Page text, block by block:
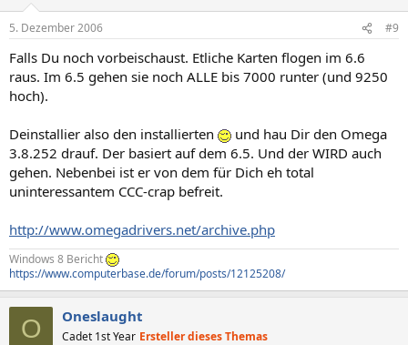
5. Dezember 2006 #9
Falls Du noch vorbeischaust. Etliche Karten flogen im 6.6
raus. Im 6.5 gehen sie noch ALLE bis 7000 runter (und 9250
hoch).
Deinstallier also den installierten
und hau Dir den Omega
3.8.252 drauf. Der basiert auf dem 6.5. Und der WIRD auch
gehen. Nebenbei ist er von dem für Dich eh total
uninteressantem CCC-crap befreit.
http://www.omegadrivers.net/archive.php
Windows 8 Bericht
https://www.computerbase.de/forum/posts/12125208/
O Oneslaught
Cadet 1st Year Ersteller dieses Themas